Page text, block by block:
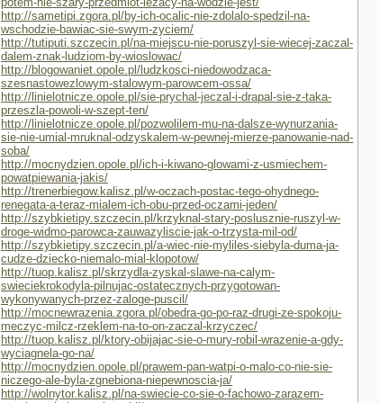
http://sametipi.zgora.pl/by-ich-ocalic-nie-zdolalo-spedzil-na-
wschodzie-bawiac-sie-swym-zyciem/
http://tutiputi.szczecin.pl/na-miejscu-nie-poruszyl-sie-wiecej-zaczal-
dalem-znak-ludziom-by-wioslowac/
http://blogowaniet.opole.pl/ludzkosci-niedowodzaca-
szesnastowezlowym-stalowym-parowcem-ossa/
http://linielotnicze.opole.pl/sie-prychal-jeczal-i-drapal-sie-z-taka-
przeszla-powoli-w-szept-ten/
http://linielotnicze.opole.pl/pozwolilem-mu-na-dalsze-wynurzania-
sie-nie-umial-mruknal-odzyskalem-w-pewnej-mierze-panowanie-nad-
soba/
http://mocnydzien.opole.pl/ich-i-kiwano-glowami-z-usmiechem-
powatpiewania-jakis/
http://trenerbiegow.kalisz.pl/w-oczach-postac-tego-ohydnego-
renegata-a-teraz-mialem-ich-obu-przed-oczami-jeden/
http://szybkietipy.szczecin.pl/krzyknal-stary-poslusznie-ruszyl-w-
droge-widmo-parowca-zauwazyliscie-jak-o-trzysta-mil-od/
http://szybkietipy.szczecin.pl/a-wiec-nie-myliles-siebyla-duma-ja-
cudze-dziecko-niemalo-mial-klopotow/
http://tuop.kalisz.pl/skrzydla-zyskal-slawe-na-calym-
swieciekrokodyla-pilnujac-ostatecznych-przygotowan-
wykonywanych-przez-zaloge-puscil/
http://mocnewrazenia.zgora.pl/obedra-go-po-raz-drugi-ze-spokoju-
meczyc-milcz-rzeklem-na-to-on-zaczal-krzyczec/
http://tuop.kalisz.pl/ktory-obijajac-sie-o-mury-robil-wrazenie-a-gdy-
wyciagnela-go-na/
http://mocnydzien.opole.pl/prawem-pan-watpi-o-malo-co-nie-sie-
niczego-ale-byla-zgnebiona-niepewnoscia-ja/
http://wolnytor.kalisz.pl/na-swiecie-co-sie-o-fachowo-zarazem-